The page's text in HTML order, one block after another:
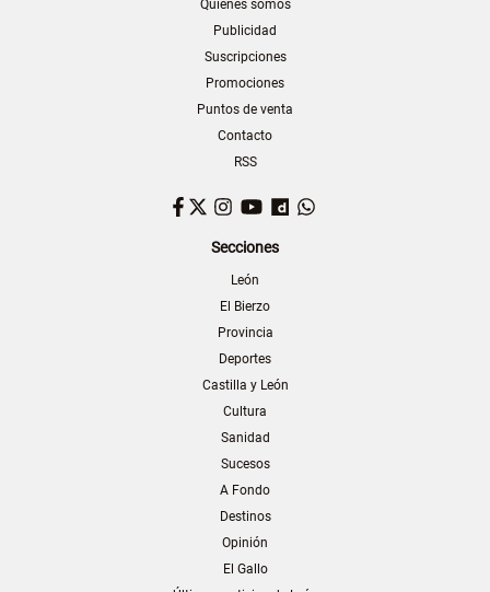
Quiénes somos
Publicidad
Suscripciones
Promociones
Puntos de venta
Contacto
RSS
Facebook
TwitterInstagram
YouTubeDailymotion
Secciones
León
El Bierzo
Provincia
Deportes
Castilla y León
Cultura
Sanidad
Sucesos
A Fondo
Destinos
Opinión
El Gallo